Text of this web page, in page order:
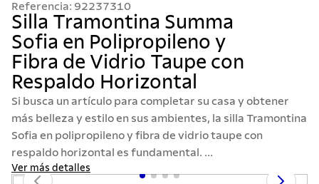
Referencia: 92237310
Silla Tramontina Summa
Sofia en Polipropileno y
Fibra de Vidrio Taupe con
Respaldo Horizontal
Si busca un artículo para completar su casa y obtener
más belleza y estilo en sus ambientes, la silla Tramontina
Sofia en polipropileno y fibra de vidrio taupe con
respaldo horizontal es fundamental. ...
Ver más detalles
2.
sarten
3.
cubiertos
4.
ollas
5.
acero inoxidable
6.
grano
7.
442
8.
solar